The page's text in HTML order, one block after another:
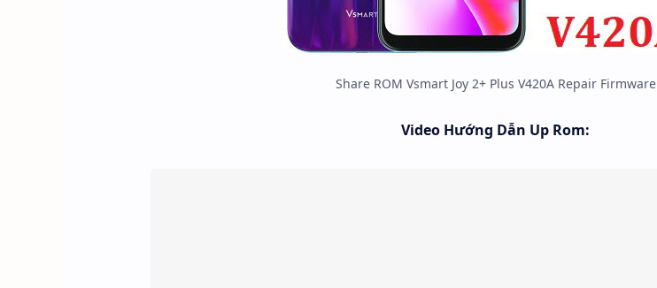
Share ROM Vsmart Joy 2+ Plus V420A Repair Firmware
Video Hướng Dẫn Up Rom: